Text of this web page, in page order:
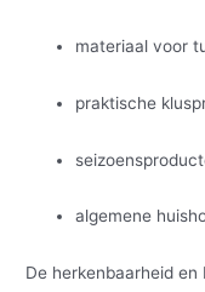
materiaal voor
praktische
algemene
De herkenbaarheid